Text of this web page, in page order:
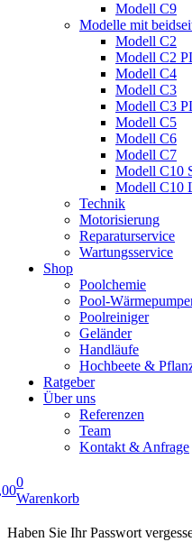
Modell C9
Modelle mit
Modell C2
Modell C2
Modell C4
Modell C3
Modell C3
Modell C5
Modell C6
Modell C7
Modell C10
Modell C10
Technik
Motorisierung
Reparaturservice
Wartungsservice
Shop
Poolchemie
Pool-
Poolreiniger
Geländer
Handläufe
Hochbeete &
Ratgeber
Über uns
Referenzen
Team
Kontakt & Anfrage
0
Warenkorb
Haben Sie Ihr Passwort